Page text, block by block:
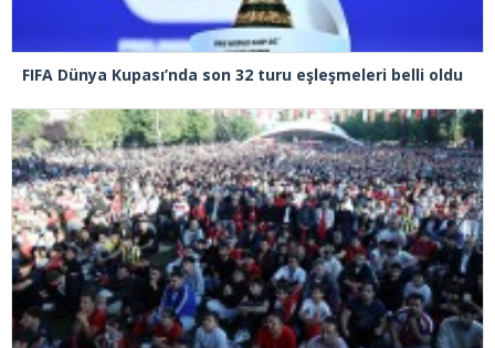
FIFA Dünya Kupası’nda son 32 turu eşleşmeleri belli oldu